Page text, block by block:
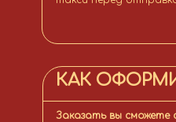
КАК
Заказать вы сможете